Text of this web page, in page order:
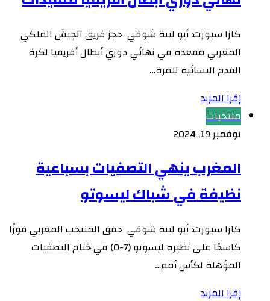
كازا سبورت: أبو لينة شوقي حجز فريق الجيش الملكي
المغربي مقعده في نهائي دوري أبطال أفريقيا لكرة
القدم النسائية للمرة…
إقرا المزيد
منتخبات
نوفمبر 19, 2024
المغرب ينهي التصفيات بسباعية
نظيفة في شباك ليسوتو
كازا سبورت: أبو لينة شوقي حقق المنتخب المغربي فوزًا
كاسحًا على نظيره ليسوتو (7-0) في ختام التصفيات
المؤهلة لكأس أمم…
إقرا المزيد